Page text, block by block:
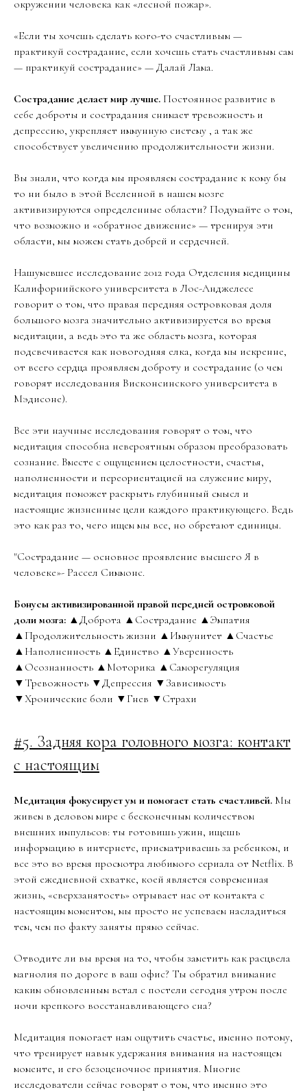
окружении человека как «лесной пожар».
«Если ты хочешь сделать кого-то счастливым —
практикуй сострадание, если хочешь стать счастливым сам
— практикуй сострадание» — Далай Лама.
Сострадание делает мир лучше. Постоянное развитие в
себе доброты и сострадания снимает тревожность и
депрессию, укрепляет иммунную систему , а так же
способствует увеличению продолжительности жизни.
Вы знали, что когда мы проявляем сострадание к кому бы
то ни было в этой Вселенной в нашем мозге
активизируются определенные области? Подумайте о том,
что возможно и «обратное движение» — тренируя эти
области, мы можем стать добрей и сердечней.
Нашумевшее исследование 2012 года Отделения медицины
Калифорнийского университета в Лос-Анджелесе
говорит о том, что правая передняя островковая доля
большого мозга значительно активизируется во время
медитации, а ведь это та же область мозга, которая
подсвечивается как новогодняя елка, когда мы искренне,
от всего сердца проявляем доброту и сострадание (о чем
говорят исследования Висконсинского университета в
Мэдисоне).
Все эти научные исследования говорят о том, что
медитация способна невероятным образом преобразовать
сознание. Вместе с ощущением целостности, счастья,
наполненности и переориентацией на служение миру,
медитация поможет раскрыть глубинный смысл и
настоящие жизненные цели каждого практикующего. Ведь
это как раз то, чего ищем мы все, но обретают единицы.
"Сострадание — основное проявление высшего Я в
человеке»- Рассел Симмонс.
Бонусы активизированной правой передней островковой
доли мозга: ▲Доброта ▲Сострадание ▲Эмпатия
▲Продолжительность жизни ▲Иммунитет ▲Счастье
▲Наполненность ▲Единство ▲Уверенность
▲Осознанность ▲Моторика ▲Саморегуляция
▼Тревожность ▼Депрессия ▼Зависимость
▼Хронические боли ▼Гнев ▼Страхи
#5. Задняя кора головного мозга: контакт
с настоящим
Медитация фокусирует ум и помогает стать счастливей. Мы
живем в деловом мире с бесконечным количеством
внешних импульсов: ты готовишь ужин, ищешь
информацию в интернете, присматриваешь за ребенком, и
все это во время просмотра любимого сериала от Netflix. В
этой ежедневной схватке, коей является современная
жизнь, «сверхзанятость» отрывает нас от контакта с
настоящим моментом, мы просто не успеваем насладиться
тем, чем по факту заняты прямо сейчас.
Отводите ли вы время на то, чтобы заметить как расцвела
магнолия по дороге в ваш офис? Ты обратил внимание
каким обновленным встал с постели сегодня утром после
ночи крепкого восстанавливающего сна?
Медитация помогает нам ощутить счастье, именно потому,
что тренирует навык удержания внимания на настоящем
моменте, и его безоценочное принятия. Многие
исследователи сейчас говорят о том, что именно это